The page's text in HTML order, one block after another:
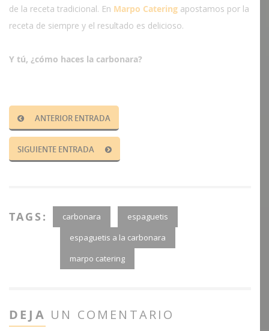
de la receta tradicional. En Marpo Catering apostamos por la
receta de siempre y el resultado es delicioso.
Y tú, ¿cómo haces la carbonara?
ANTERIOR ENTRADA
SIGUIENTE ENTRADA
TAGS: carbonara
espaguetis
espaguetis a la carbonara
marpo catering
DEJA UN COMENTARIO